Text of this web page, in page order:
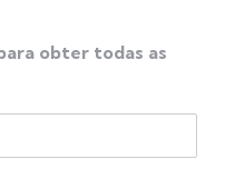
obter todas as